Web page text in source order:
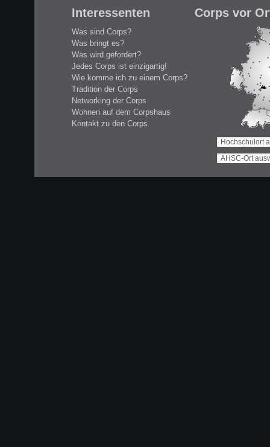
Interessenten
Was sind Corps?
Was bringt es?
Was wird gefordert?
Jedes Corps ist einzigartig!
Wie komme ich zu einem Corps?
Tradition der Corps
Networking der Corps
Wohnen auf dem Corpshaus
Kontakt zu den Corps
Corps vor